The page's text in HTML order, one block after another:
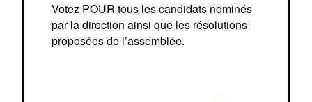
Votez POUR tous les candidats nominés
par la direction ainsi que les résolutions
proposées de l’assemblée.